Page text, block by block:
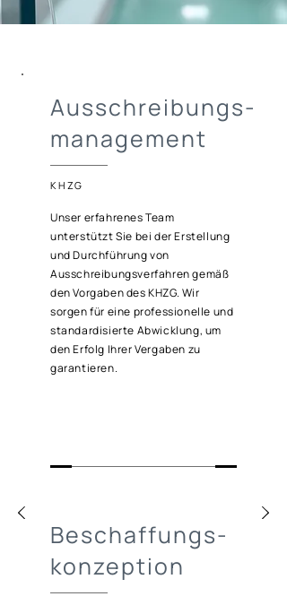
Ausschreibungs-
management
KHZG
Unser erfahrenes Team
unterstützt Sie bei der Erstellung
und Durchführung von
Ausschreibungsverfahren gemäß
den Vorgaben des KHZG. Wir
sorgen für eine professionelle und
standardisierte Abwicklung, um
den Erfolg Ihrer Vergaben zu
garantieren.
Beschaffungs-
konzeption